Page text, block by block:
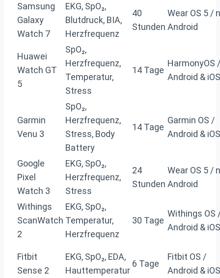
Samsung
Galaxy
Watch 7
EKG, SpO₂,
Blutdruck, BIA,
Herzfrequenz
40
Stunden
Wear OS 5 /
Android
Huawei
Watch GT
5
SpO₂,
Herzfrequenz,
Temperatur,
Stress
14 Tage
HarmonyOS /
Android & iOS
Garmin
Venu 3
SpO₂,
Herzfrequenz,
Stress, Body
Battery
14 Tage
Garmin OS /
Android & iOS
Google
Pixel
Watch 3
EKG, SpO₂,
Herzfrequenz,
Stress
24
Stunden
Wear OS 5 /
Android
Withings
ScanWatch
2
EKG, SpO₂,
Temperatur,
Herzfrequenz
30 Tage
Withings OS
Android & iOS
Fitbit
Sense 2
EKG, SpO₂, EDA,
Hauttemperatur
6 Tage
Fitbit OS /
Android & iOS